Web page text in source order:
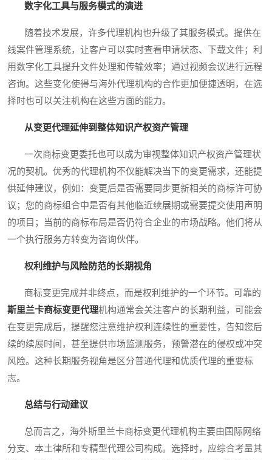
数字化工具与服务模式的演进
随着技术发展，许多代理机构也升级了其服务模式。提供在
线案件管理系统，让客户可以实时查看申请状态、下载文件；利
用数字化工具提升文件处理和传输效率；通过视频会议进行远程
咨询。这些变化使得与海外代理机构的合作更加便捷透明，在选
择时也可以关注机构在这些方面的能力。
从变更代理延伸到整体知识产权资产管理
一次商标变更委托也可以成为审视整体知识产权资产管理状
况的契机。优秀的代理机构不仅能解决当下的变更需求，还能提
供延伸建议，例如：变更后是否需要同步更新相关的商标许可协
议；您的商标组合中是否有其他临近续展期或需要提交使用声明
的项目；当前的商标布局是否仍符合企业的市场战略。他们将从
一个执行服务方转变为咨询伙伴。
权利维护与风险防范的长期视角
商标变更完成并非终点，而是权利维护的一个环节。可靠的
斯里兰卡商标变更代理机构通常会关注客户的长期利益，可能会
在变更完成后，提醒您注意维护权利连续性的重要性，告知您后
续的续展时间，甚至提供市场监测服务，预警潜在的侵权或冲突
风险。这种长期服务视角是区分普通代理和优质代理的重要标
志。
总结与行动建议
总而言之，海外斯里兰卡商标变更代理机构主要由国际网络
分支、本土律所和专精型代理公司构成。选择时，应综合考量其